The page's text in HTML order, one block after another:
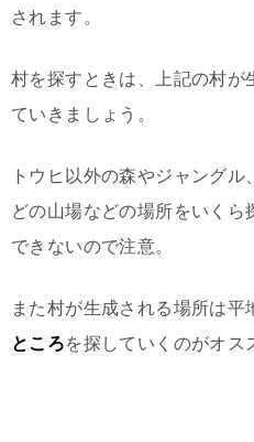
されます。
村を探すときは、上記の村が
ていきましょう。
トウヒ以外の森やジャング
どの山場などの場所をいく
できないので注意。
また村が生成される場所は平
ところを探していくのがオス